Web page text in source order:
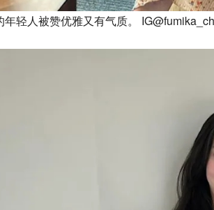
年轻人被赞优雅又有气质。